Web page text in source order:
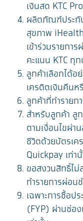
เงินสด KTC
ผลิตภัณฑ์ประกั
สุขภาพ
เข้าร่วมรายกา
คะแนน KTC ทุก
ลูกค้าเลือกได้อ
เครดิตเงินคืน
ลูกค้าที่ทำรายก
สำหรับลูกค้า
ตามเงื่อนไขผ่า
ชีวิตด้วยบัตรเค
Quickpay เท่า
ขอสงวนสิทธิ์ไม่
ทำรายการผ่อน
เฉพาะการซื้อป
(FYP) ผ่านช่อง